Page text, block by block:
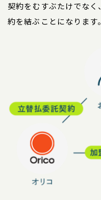
契約をむすぶたけでな
約を結ぶことになります。